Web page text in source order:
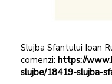
Slujba Sfantului Ioan
comenzi: https://
slujbe/18419-slujba-